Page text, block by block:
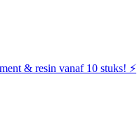
& resin vanaf 10 stuks! ⚡️